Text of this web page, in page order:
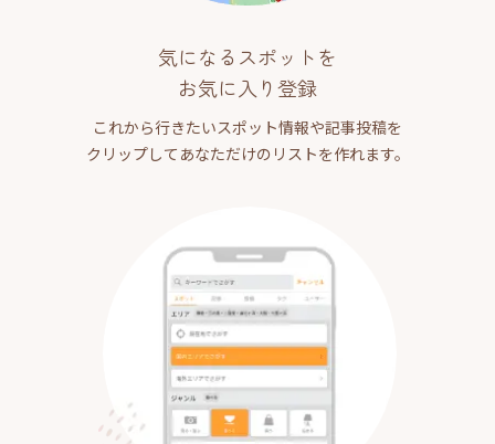
気になるスポットを
お気に入り登録
これから行きたいスポット情報や記事投稿を
クリップしてあなただけのリストを作れます。